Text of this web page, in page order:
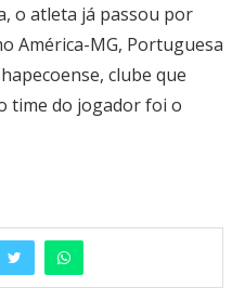
o atleta já passou por
América-MG, Portuguesa
clube que
time do jogador foi o